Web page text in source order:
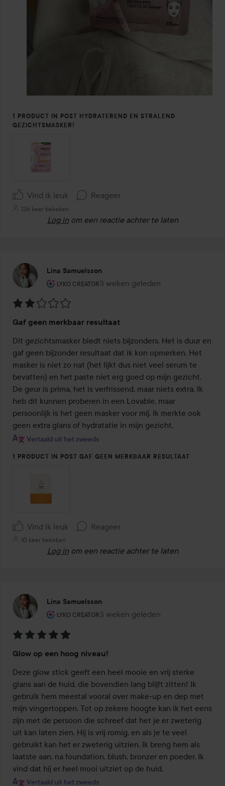
1 PRODUCT IN POST HYDRATEREND EN STRALEND
GEZICHTSMASKER!
Vind ik leuk Reageer
136 keer bekeken
Log in om een reactie achter te laten
Lina Samuelsson
LYKO CREATOR
De rol van de gebruiker: Lyko Creator.
3 weken geleden
Het bericht is gemaakt 3 weken
2
van
de
5
Gaf geen merkbaar resultaat
Dit gezichtsmasker biedt niets bijzonders. Het is duur en
gaf geen bijzonder resultaat dat ik kon opmerken. Het
masker is niet zo nat (het lijkt dus niet veel serum te
bevatten) en het paste niet erg goed op mijn gezicht.
De geur is prima, het is verfrissend, maar niets extra. Ik
heb dit kunnen proberen in een Lovable, maar
persoonlijk is het geen masker voor mij. Ik merkte ook
geen extra glans of hydratatie in mijn gezicht.
Vertaald uit het zweeds
1 PRODUCT IN POST GAF GEEN MERKBAAR RESULTAAT
Vind ik leuk Reageer
10 keer bekeken
Log in om een reactie achter te laten
Lina Samuelsson
LYKO CREATOR
De rol van de gebruiker: Lyko Creator.
3 weken geleden
Het bericht is gemaakt 3 weken
5
van
de
5
Glow op een hoog niveau!
Deze glow stick geeft een heel mooie en vrij sterke
glans aan de huid, die bovendien lang blijft zitten! Ik
gebruik hem meestal vooral over make-up en dep met
mijn vingertoppen. Tot op zekere hoogte kan ik het eens
zijn met de persoon die schreef dat het je er zweterig
uit kan laten zien. Hij is vrij romig, en als je te veel
gebruikt kan het er zweterig uitzien. Ik breng hem als
laatste aan, na foundation, blush, bronzer en poeder. Ik
vind dat hij er heel mooi uitziet op de huid.
Vertaald uit het zweeds